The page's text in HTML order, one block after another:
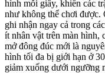
hình mỗi giây, khiến các
như không thể chơi được.
ghi nhận ngay cả trong
ít nhân vật trên màn hình,
mở đông đúc mới là
hình tối đa bị giới hạn ở
giảm xuống dưới ngưỡng